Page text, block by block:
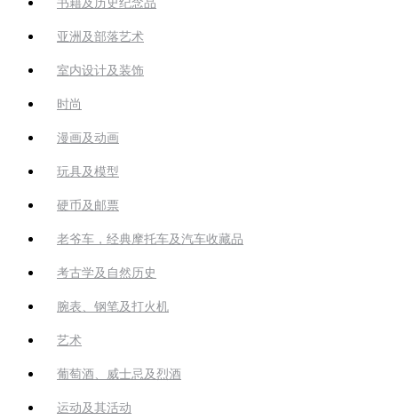
书籍及历史纪念品
亚洲及部落艺术
室内设计及装饰
时尚
漫画及动画
玩具及模型
硬币及邮票
老爷车，经典摩托车及汽车收藏品
考古学及自然历史
腕表、钢笔及打火机
艺术
葡萄酒、威士忌及烈酒
运动及其活动